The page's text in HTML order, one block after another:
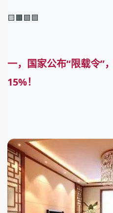
🟨🟧🟩🟦
一，国家公布“限载令”
15%！